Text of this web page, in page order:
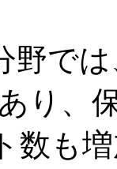
野で
り、
数も